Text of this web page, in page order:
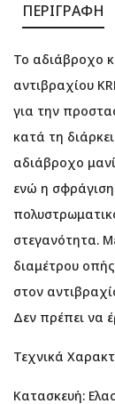
ΠΕΡΙΓΡΑΦΉ
Το αδιάβροχο
αντιβραχίου
για την
κατά τη
αδιάβροχο
ενώ η σφράγιση
στεγανότητα.
διαμέτρου
στον
Δεν πρέπει να
Τεχνικά
Κατασκευή: